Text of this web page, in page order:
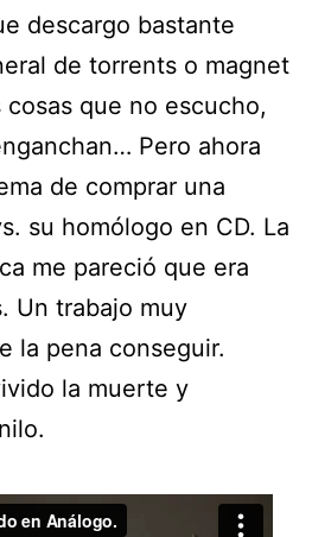
descargo bastante
de torrents o magnet
que no escucho,
Pero ahora
de comprar una
su homólogo en CD. La
me pareció que era
Un trabajo muy
la pena conseguir.
la muerte y